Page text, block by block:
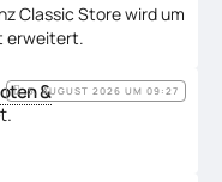
Classic Store wird um
erweitert.
&
5. AUGUST 2026 UM 09:27